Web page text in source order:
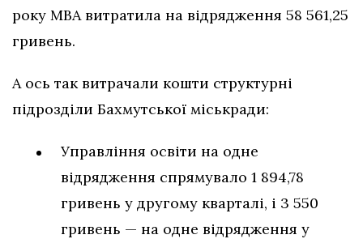
року МВА витратила на відрядження 58 561,25
гривень.
А ось так витрачали кошти структурні
підрозділи Бахмутської міськради:
Управління освіти на одне
відрядження спрямувало 1 894,78
гривень у другому кварталі, і 3 550
гривень — на одне відрядження у